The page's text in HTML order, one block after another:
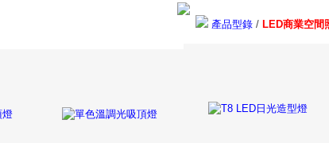
產品型錄 / LED商業空間